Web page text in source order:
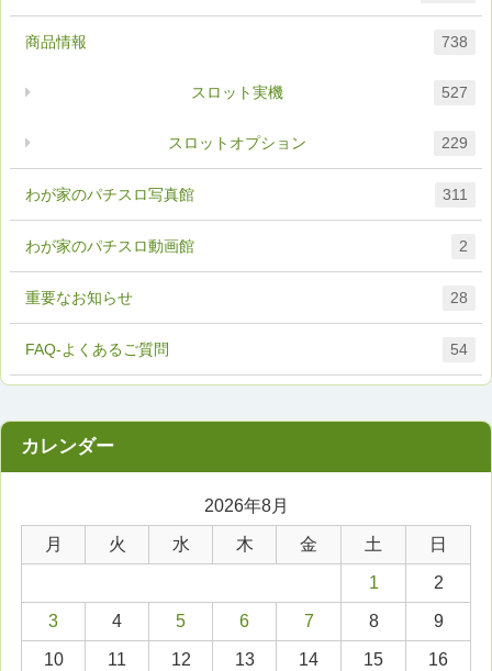
FAQ-よくあるご質問 54
わが家のパチスロ写真館 311
わが家のパチスロ動画館 2
商品情報 738
スロットオプション 229
スロット実機 527
重要なお知らせ 28
2026年8月
月 火 水 木 金 土 日
1 2
3 4 5 6 7 8 9
10 11 12 13 14 15 16